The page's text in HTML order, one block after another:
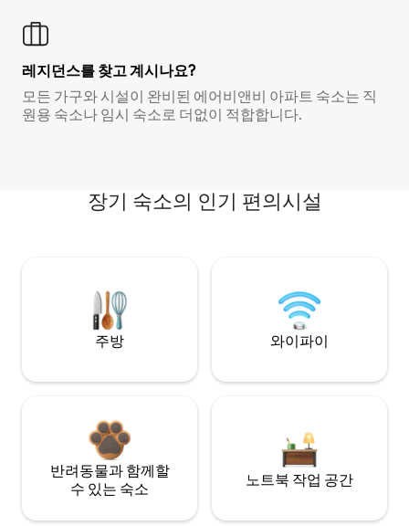
레지던스를 찾고 계시나요?
모든 가구와 시설이 완비된 에어비앤비 아파트 숙소는 직
원용 숙소나 임시 숙소로 더없이 적합합니다.
장기 숙소의 인기 편의시설
주방 와이파이
반려동물과 함께할
수 있는 숙소
노트북 작업 공간